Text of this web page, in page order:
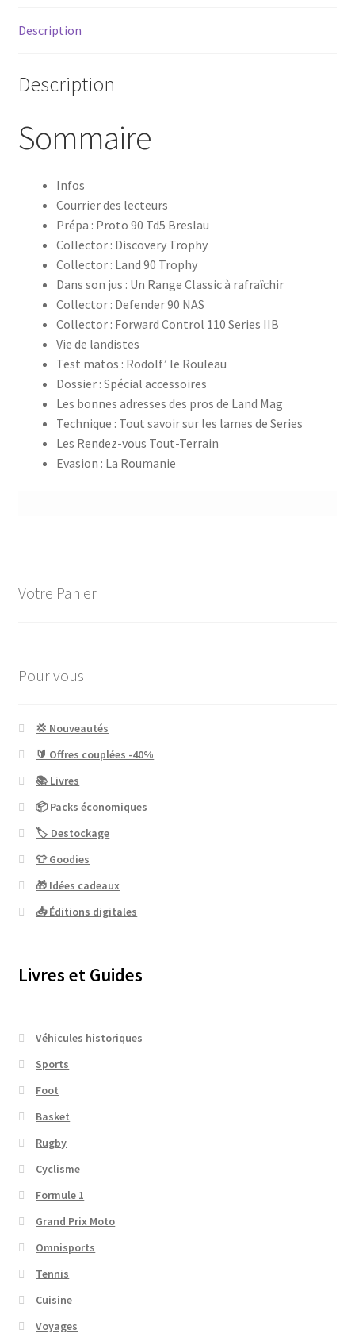
Description
Description
Sommaire
​Infos
Courrier des lecteurs
​Prépa : Proto 90 Td5 Breslau
​Collector : Discovery Trophy
​Collector : Land 90 Trophy
Dans son jus : Un Range Classic à rafraîchir
Collector : Defender 90 NAS
​Collector : Forward Control 110 Series IIB
Vie de landistes
Test matos : Rodolf’ le Rouleau
Dossier : Spécial accessoires
​Les bonnes adresses des pros de Land Mag
Technique : Tout savoir sur les lames de Series
​Les Rendez-vous Tout-Terrain
​Evasion : La Roumanie
Votre Panier
Pour vous
💢 Nouveautés
🔰 Offres couplées -40%
📚 Livres
📦 Packs économiques
🏷 Destockage
👕 Goodies
🎁 Idées cadeaux
📥 Éditions digitales
Livres et Guides
Véhicules historiques
Sports
Foot
Basket
Rugby
Cyclisme
Formule 1
Grand Prix Moto
Omnisports
Tennis
Cuisine
Voyages